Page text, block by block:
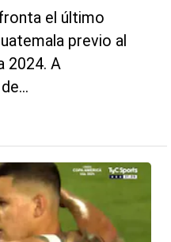
el último
previo al
2024. A